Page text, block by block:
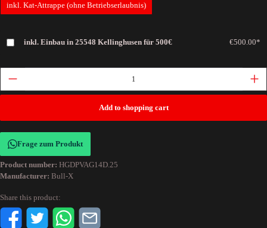
inkl. Kat-Attrappe (ohne Betriebserlaubnis)
inkl. Einbau in 25548 Kellinghusen für 500€ €500.00*
Add to shopping cart
Frage zum Produkt
Product number: HGDPVAG14D.25
Manufacturer: Bull-X
Share this product: